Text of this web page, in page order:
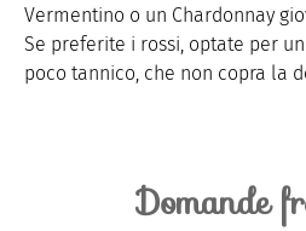
Vermentino o un Chardonnay
Se preferite i rossi, optate per
poco tannico, che non copra la
Domande